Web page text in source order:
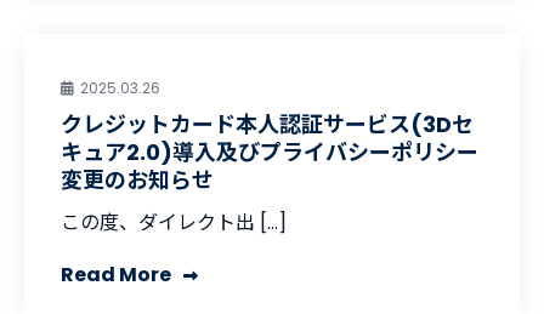
2025.03.26
クレジットカード本人認証サービス(3Dセ
キュア2.0)導入及びプライバシーポリシー
変更のお知らせ
この度、ダイレクト出 […]
Read More